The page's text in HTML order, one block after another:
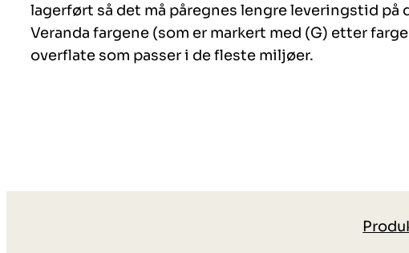
lagerført så det må påregnes lengre leveringstid på
Veranda fargene (som er markert med (G) etter
overflate som passer i de fleste miljøer.